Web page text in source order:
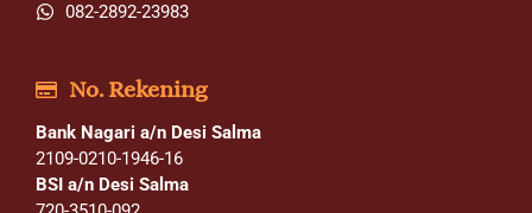
082-2892-23983
No. Rekening
Bank Nagari a/n Desi Salma
2109-0210-1946-16
BSI a/n Desi Salma